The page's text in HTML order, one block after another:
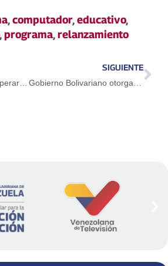
,computador,educativo,
,programa,relanzamiento
Somos Venezuela recuperará escuelas y liceos del país este fin de semana
SIGUIENTE
Gobierno Bolivariano otorgará 250 mil becas escolares